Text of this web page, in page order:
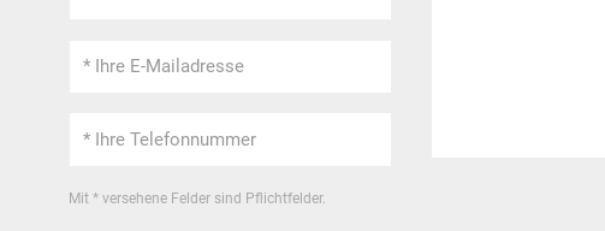
Mit * versehene Felder sind Pflichtfelder.